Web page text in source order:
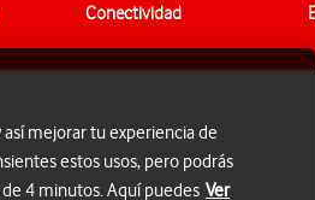
Conectividad
mejorar tu experiencia de
estos usos, pero podrás
4 minutos. Aquí puedes Ver